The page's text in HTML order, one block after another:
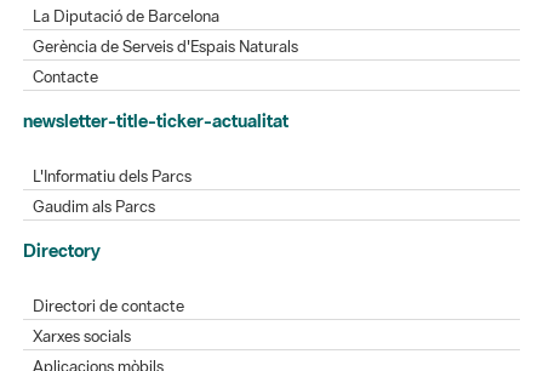
La Diputació de Barcelona
Gerència de Serveis d'Espais Naturals
Contacte
newsletter-title-ticker-actualitat
L'Informatiu dels Parcs
Gaudim als Parcs
Directory
Directori de contacte
Xarxes socials